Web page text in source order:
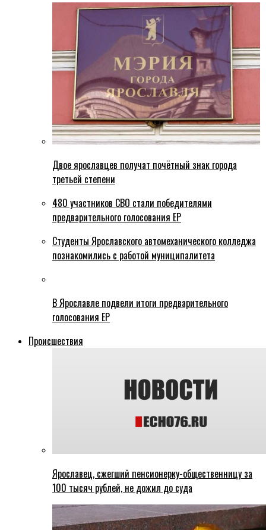
Двое ярославцев получат почётный знак города
третьей степени
480 участников СВО стали победителями
предварительного голосования ЕР
Студенты Ярославского автомеханического колледжа
познакомились с работой муниципалитета
В Ярославле подвели итоги предварительного
голосования ЕР
Происшествия
Ярославец, сжегший пенсионерку-общественницу за
100 тысяч рублей, не дожил до суда